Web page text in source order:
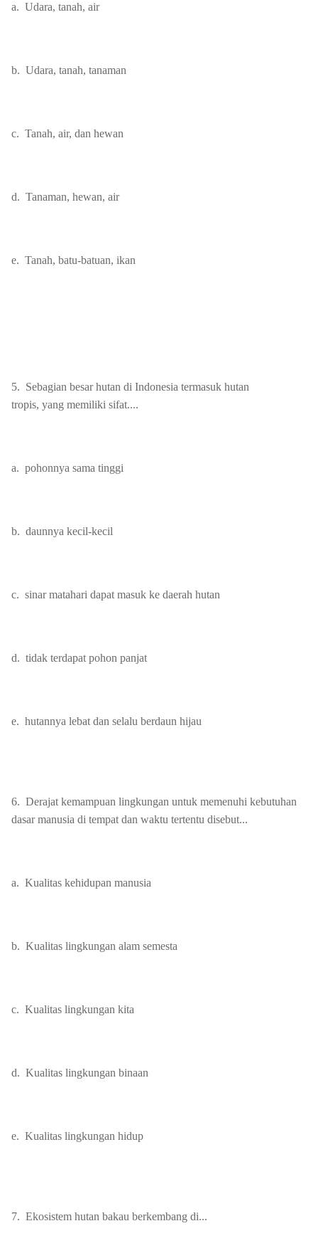
a. Udara, tanah, air
b. Udara, tanah, tanaman
c. Tanah, air, dan hewan
d. Tanaman, hewan, air
e. Tanah, batu-batuan, ikan
5. Sebagian besar hutan di Indonesia termasuk hutan
tropis, yang memiliki sifat....
a. pohonnya sama tinggi
b. daunnya kecil-kecil
c. sinar matahari dapat masuk ke daerah hutan
d. tidak terdapat pohon panjat
e. hutannya lebat dan selalu berdaun hijau
6. Derajat kemampuan lingkungan untuk memenuhi kebutuhan
dasar manusia di tempat dan waktu tertentu disebut...
a. Kualitas kehidupan manusia
b. Kualitas lingkungan alam semesta
c. Kualitas lingkungan kita
d. Kualitas lingkungan binaan
e. Kualitas lingkungan hidup
7. Ekosistem hutan bakau berkembang di...